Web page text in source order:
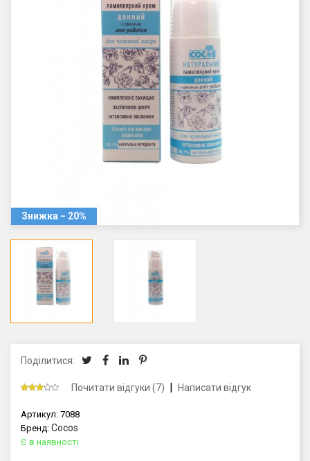
Знижка − 20%
Поділитися:
Почитати відгуки (7) Написати відгук
Артикул: 7088
Бренд: Cocos
Є в наявності